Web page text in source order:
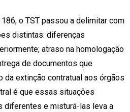
o TST passou a delimitar com
distintas: diferenças
atraso na homologação
de documentos que
da extinção contratual aos órgãos
é que essas situações
diferentes e misturá-las leva a